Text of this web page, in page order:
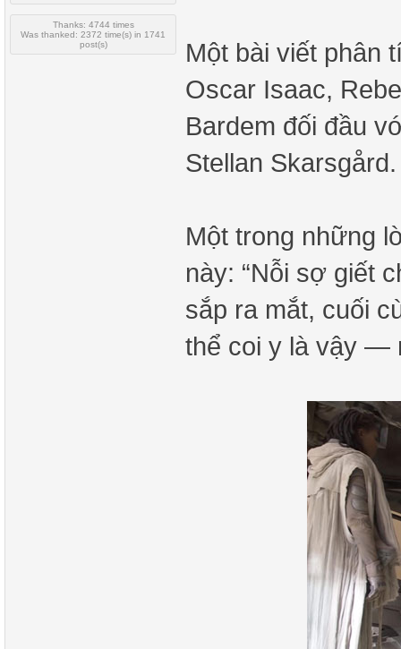
Thanks: 4744 times
Was thanked: 2372 time(s) in 1741
post(s)
Một bài viết phân
Oscar Isaac,
Bardem đối đầu
Stellan Skarsgård.
Một trong những
này: “Nỗi sợ giết
sắp ra mắt, cuối
thể coi y là vậy —